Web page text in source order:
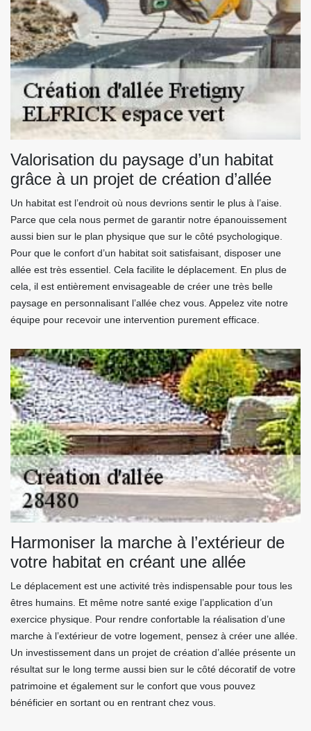
Valorisation du paysage d’un habitat
grâce à un projet de création d’allée
Un habitat est l’endroit où nous devrions sentir le plus à l’aise.
Parce que cela nous permet de garantir notre épanouissement
aussi bien sur le plan physique que sur le côté psychologique.
Pour que le confort d’un habitat soit satisfaisant, disposer une
allée est très essentiel. Cela facilite le déplacement. En plus de
cela, il est entièrement envisageable de créer une très belle
paysage en personnalisant l’allée chez vous. Appelez vite notre
équipe pour recevoir une intervention purement efficace.
Harmoniser la marche à l’extérieur de
votre habitat en créant une allée
Le déplacement est une activité très indispensable pour tous les
êtres humains. Et même notre santé exige l’application d’un
exercice physique. Pour rendre confortable la réalisation d’une
marche à l’extérieur de votre logement, pensez à créer une allée.
Un investissement dans un projet de création d’allée présente un
résultat sur le long terme aussi bien sur le côté décoratif de votre
patrimoine et également sur le confort que vous pouvez
bénéficier en sortant ou en rentrant chez vous.